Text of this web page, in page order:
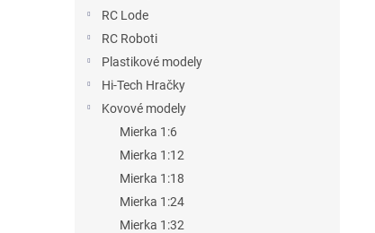
RC Lode
RC Roboti
Plastikové modely
Hi-Tech Hračky
Kovové modely
Mierka 1:6
Mierka 1:12
Mierka 1:18
Mierka 1:24
Mierka 1:32